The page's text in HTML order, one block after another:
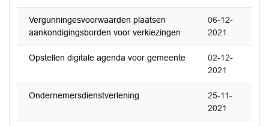
Vergunningesvoorwaarden plaatsen
aankondigingsborden voor verkiezingen
06-12-
2021
Opstellen digitale agenda voor gemeente
02-12-
2021
Ondernemersdienstverlening
25-11-
2021